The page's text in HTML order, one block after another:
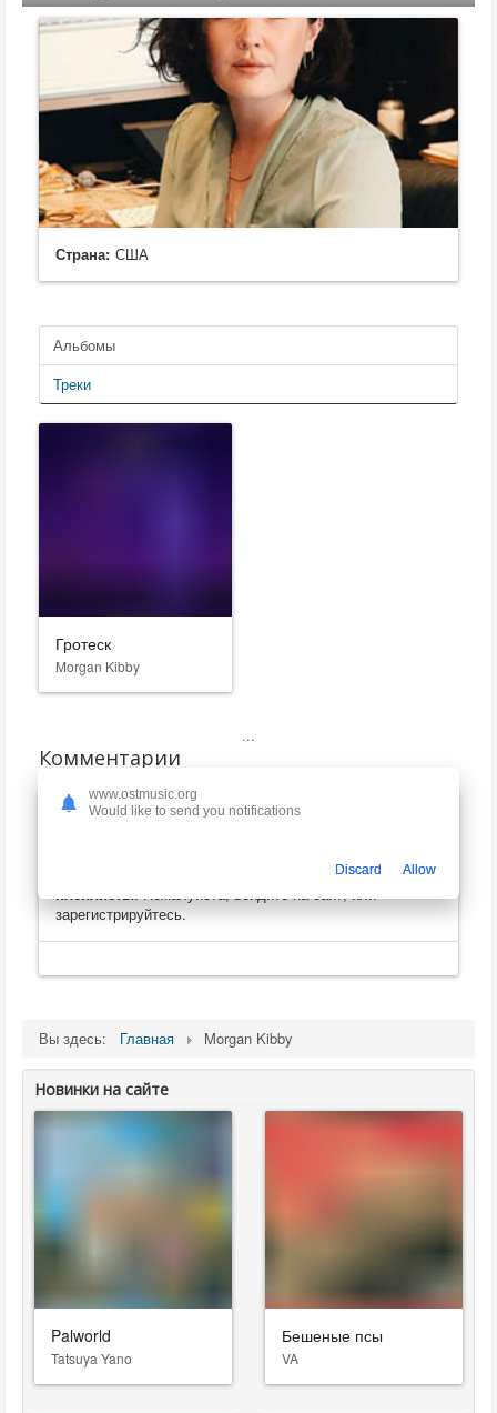
Страна: США
Альбомы
Треки
Гротеск
Morgan Kibby
...
Комментарии
оценивать, оставлять комментарии, создавать
плейлисты. Пожалуйста, войдите на сайт, или
зарегистрируйтесь.
Вы здесь: Главная Morgan Kibby
Новинки на сайте
Palworld
Tatsuya Yano
Бешеные псы
VA
www.ostmusic.org
Would like to send you notifications
Discard Allow